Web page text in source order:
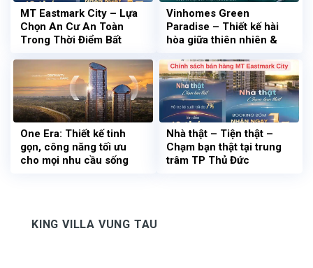
MT Eastmark City – Lựa
Chọn An Cư An Toàn
Trong Thời Điểm Bất
Vinhomes Green
Paradise – Thiết kế hài
hòa giữa thiên nhiên &
One Era: Thiết kế tinh
gọn, công năng tối ưu
cho mọi nhu cầu sống
Nhà thật – Tiện thật –
Chạm bạn thật tại trung
trâm TP Thủ Đức
KING VILLA VUNG TAU